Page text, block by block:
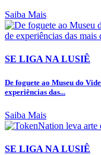
Saiba Mais
SE LIGA NA LUSIÊ
De foguete ao Museu do
experiências das...
Saiba Mais
SE LIGA NA LUSIÊ